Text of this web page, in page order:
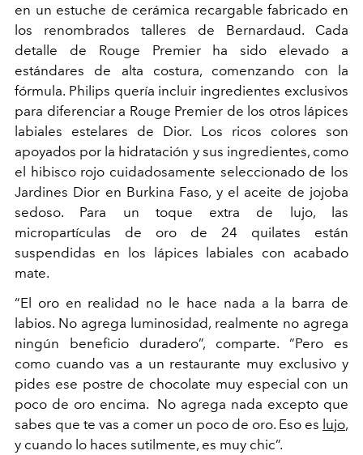
en un estuche de cerámica recargable fabricado en
los renombrados talleres de Bernardaud. Cada
detalle de Rouge Premier ha sido elevado a
estándares de alta costura, comenzando con la
fórmula. Philips quería incluir ingredientes exclusivos
para diferenciar a Rouge Premier de los otros lápices
labiales estelares de Dior. Los ricos colores son
apoyados por la hidratación y sus ingredientes, como
el hibisco rojo cuidadosamente seleccionado de los
Jardines Dior en Burkina Faso, y el aceite de jojoba
sedoso. Para un toque extra de lujo, las
micropartículas de oro de 24 quilates están
suspendidas en los lápices labiales con acabado
mate.
“El oro en realidad no le hace nada a la barra de
labios. No agrega luminosidad, realmente no agrega
ningún beneficio duradero”, comparte. “Pero es
como cuando vas a un restaurante muy exclusivo y
pides ese postre de chocolate muy especial con un
poco de oro encima. No agrega nada excepto que
sabes que te vas a comer un poco de oro. Eso es lujo,
y cuando lo haces sutilmente, es muy chic”.